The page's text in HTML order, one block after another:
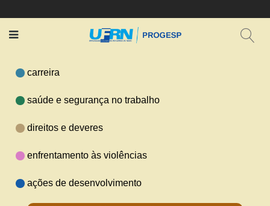
carreira
saúde e segurança no trabalho
direitos e deveres
enfrentamento às violências
ações de desenvolvimento